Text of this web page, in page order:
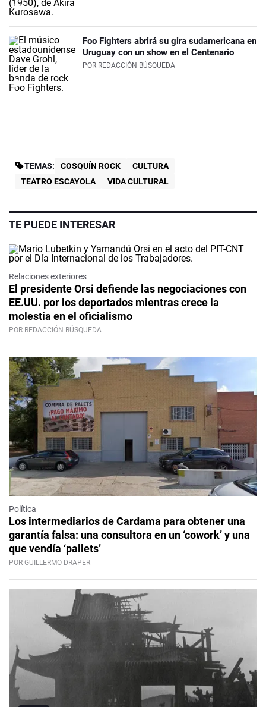
Foo Fighters abrirá su gira sudamericana en
Uruguay con un show en el Centenario
POR REDACCIÓN BÚSQUEDA
TEMAS: COSQUÍN ROCK
CULTURA
TEATRO ESCAYOLA
VIDA CULTURAL
TE PUEDE INTERESAR
Relaciones exteriores
El presidente Orsi defiende las negociaciones con
EE.UU. por los deportados mientras crece la
molestia en el oficialismo
POR REDACCIÓN BÚSQUEDA
Política
Los intermediarios de Cardama para obtener una
garantía falsa: una consultora en un ‘cowork’ y una
que vendía ‘pallets’
POR GUILLERMO DRAPER